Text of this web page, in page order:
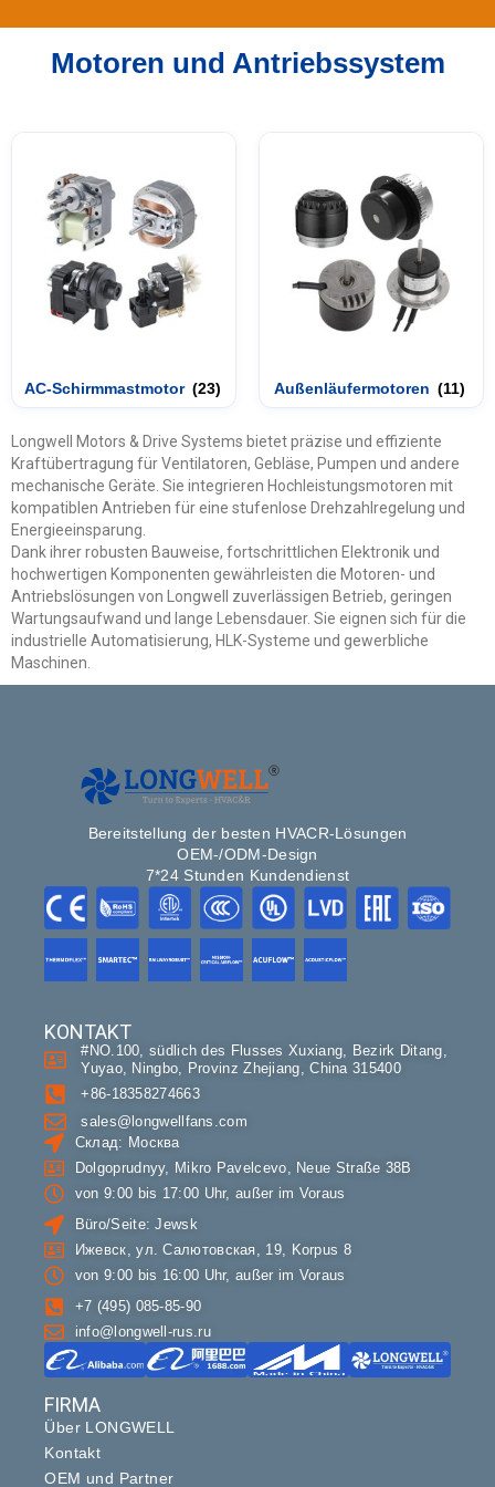
Motoren und Antriebssystem
AC-Schirmmastmotor (23) Außenläufermotoren (11)
Longwell Motors & Drive Systems bietet präzise und effiziente
Kraftübertragung für Ventilatoren, Gebläse, Pumpen und andere
mechanische Geräte. Sie integrieren Hochleistungsmotoren mit
kompatiblen Antrieben für eine stufenlose Drehzahlregelung und
Energieeinsparung.
Dank ihrer robusten Bauweise, fortschrittlichen Elektronik und
hochwertigen Komponenten gewährleisten die Motoren- und
Antriebslösungen von Longwell zuverlässigen Betrieb, geringen
Wartungsaufwand und lange Lebensdauer. Sie eignen sich für die
industrielle Automatisierung, HLK-Systeme und gewerbliche
Maschinen.
Bereitstellung der besten HVACR-Lösungen
OEM-/ODM-Design
7*24 Stunden Kundendienst
FIRMA
Über LONGWELL
Kontakt
OEM und Partner
KONTAKT
#NO.100, südlich des Flusses Xuxiang, Bezirk Ditang,
Yuyao, Ningbo, Provinz Zhejiang, China 315400
+86-18358274663
sales@longwellfans.com
Склад: Москва
Dolgoprudnyy, Mikro Pavelcevo, Neue Straße 38В
von 9:00 bis 17:00 Uhr, außer im Voraus
Büro/Seite: Jewsk
Ижевск, ул. Салютовская, 19, Korpus 8
von 9:00 bis 16:00 Uhr, außer im Voraus
+7 (495) 085-85-90
info@longwell-rus.ru